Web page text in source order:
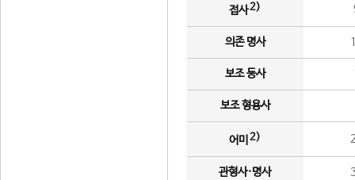
접사2)
의존 명사
보조 동사
보조 형용사
어미 2)
관형사·명사